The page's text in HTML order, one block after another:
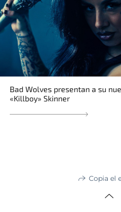
Bad Wolves presentan a su
«Killboy» Skinner
Copia el